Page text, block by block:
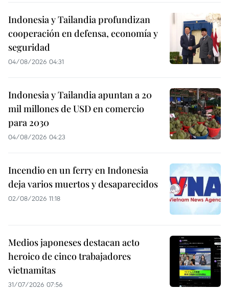
Indonesia y Tailandia profundizan
cooperación en defensa, economía y
seguridad
04/08/2026 04:31
Indonesia y Tailandia apuntan a 20
mil millones de USD en comercio
para 2030
04/08/2026 04:23
Incendio en un ferry en Indonesia
deja varios muertos y desaparecidos
02/08/2026 11:18
Medios japoneses destacan acto
heroico de cinco trabajadores
vietnamitas
31/07/2026 07:56